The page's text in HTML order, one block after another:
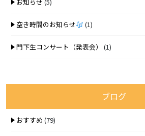
お知らせ (5)
空き時間のお知らせ (1)
門下生コンサート（発表会） (1)
ブログ
おすすめ (79)